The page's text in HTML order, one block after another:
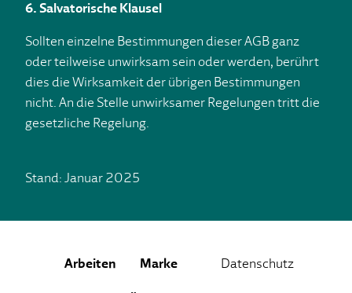
6. Salvatorische Klausel
Sollten einzelne Bestimmungen dieser AGB ganz
oder teilweise unwirksam sein oder werden, berührt
dies die Wirksamkeit der übrigen Bestimmungen
nicht. An die Stelle unwirksamer Regelungen tritt die
gesetzliche Regelung.
Stand: Januar 2025
Arbeiten Marke Datenschutz